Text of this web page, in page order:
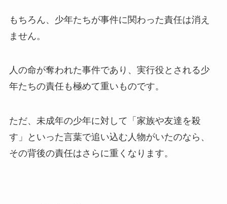
もちろん、少年たちが事件に関わった責任は消え
ません。
人の命が奪われた事件であり、実行役とされる少
年たちの責任も極めて重いものです。
ただ、未成年の少年に対して「家族や友達を殺
す」といった言葉で追い込む人物がいたのなら、
その背後の責任はさらに重くなります。